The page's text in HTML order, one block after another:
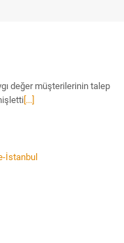
değer müşterilerinin talep
[...]
İstanbul